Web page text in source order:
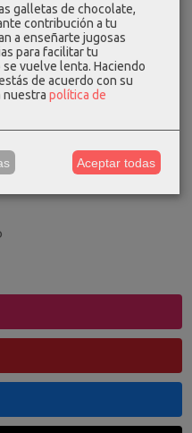
galletas de chocolate,
contribución a tu
a enseñarte jugosas
para facilitar tu
vuelve lenta. Haciendo
de acuerdo con su
nuestra política de
Aceptar todas